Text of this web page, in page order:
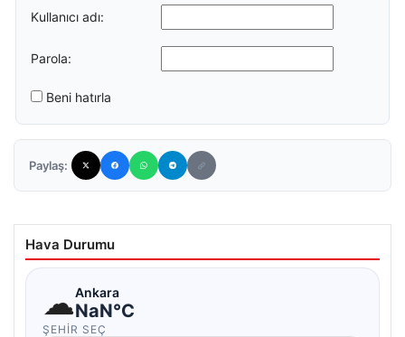
Kullanıcı adı:
Parola:
Beni hatırla
Paylaş:
Hava Durumu
☁Ankara
NaN°C
ŞEHIR SEÇ